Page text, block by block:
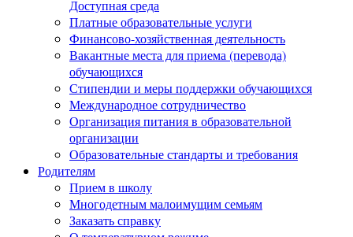
Доступная среда
Платные образовательные услуги
Финансово-хозяйственная деятельность
Вакантные места для приема (перевода)
обучающихся
Стипендии и меры поддержки обучающихся
Международное сотрудничество
Организация питания в образовательной
организации
Образовательные стандарты и требования
Родителям
Прием в школу
Многодетным малоимущим семьям
Заказать справку